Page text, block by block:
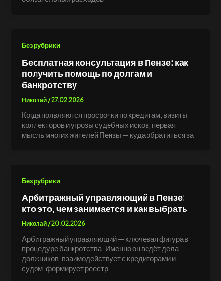
Без рубрики
Бесплатная консультация в Пензе: как
получить помощь по долгам и
банкротству
Николай /27.02.2026
Когда появляются просрочки по кредитам, визиты
коллекторов и угрозы судебных исков, первая
мысль многих жителей Пензы — куда обратиться за
Без рубрики
Арбитражный управляющий в Пензе:
кто это, чем занимается и как выбрать
Николай/20.02.2026
Арбитражный управляющий — ключевая фигура в
процедуре банкротства. Именно он ведёт дела
должников, взаимодействует с кредиторами и
судом, формирует реестр